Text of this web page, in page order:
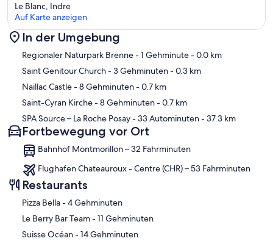
Karte
Le Blanc, Indre
Auf Karte anzeigen
In der Umgebung
Regionaler Naturpark Brenne- 1 Gehminute- 0.0 km
Saint Genitour Church- 3 Gehminuten- 0.3 km
Naillac Castle- 8 Gehminuten- 0.7 km
Saint-Cyran Kirche- 8 Gehminuten- 0.7 km
SPA Source – La Roche Posay- 33 Autominuten- 37.3 km
Fortbewegung vor Ort
Bahnhof Montmorillon – 32 Fahrminuten
Flughafen Chateauroux - Centre (CHR) – 53 Fahrminuten
Restaurants
‪Pizza Bella - ‬4 Gehminuten
‪Le Berry Bar Team - ‬11 Gehminuten
‪Suisse Océan - ‬14 Gehminuten